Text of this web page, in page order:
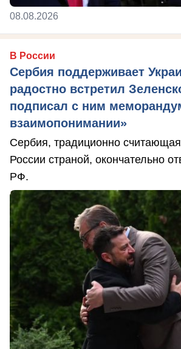
08.08.2026
В России
Сербия поддерживает
радостно встретил
подписал с ним
взаимопонимании»
Сербия, традиционно
России страной, окончательно
РФ.